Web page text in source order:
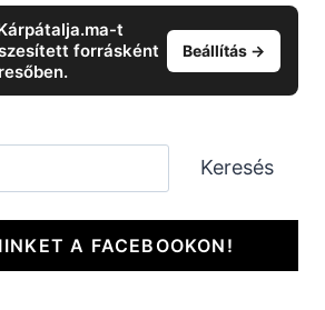
t
forrásként
Beállítás →
Keresés
A FACEBOOKON!